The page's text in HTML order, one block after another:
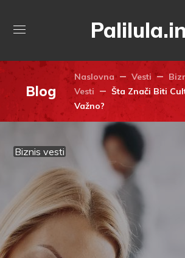
Blog
Naslovna Vesti
Vesti
Šta Znači Biti
Važno?
Biznis vesti